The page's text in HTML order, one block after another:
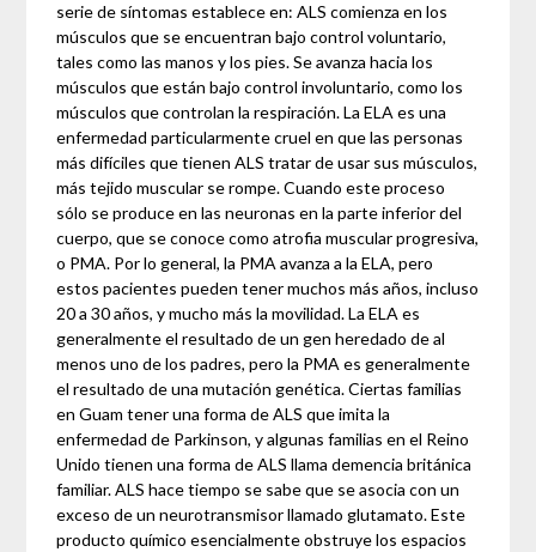
serie de síntomas establece en: ALS comienza en los
músculos que se encuentran bajo control voluntario,
tales como las manos y los pies. Se avanza hacia los
músculos que están bajo control involuntario, como los
músculos que controlan la respiración. La ELA es una
enfermedad particularmente cruel en que las personas
más difíciles que tienen ALS tratar de usar sus músculos,
más tejido muscular se rompe. Cuando este proceso
sólo se produce en las neuronas en la parte inferior del
cuerpo, que se conoce como atrofia muscular progresiva,
o PMA. Por lo general, la PMA avanza a la ELA, pero
estos pacientes pueden tener muchos más años, incluso
20 a 30 años, y mucho más la movilidad. La ELA es
generalmente el resultado de un gen heredado de al
menos uno de los padres, pero la PMA es generalmente
el resultado de una mutación genética. Ciertas familias
en Guam tener una forma de ALS que imita la
enfermedad de Parkinson, y algunas familias en el Reino
Unido tienen una forma de ALS llama demencia británica
familiar. ALS hace tiempo se sabe que se asocia con un
exceso de un neurotransmisor llamado glutamato. Este
producto químico esencialmente obstruye los espacios